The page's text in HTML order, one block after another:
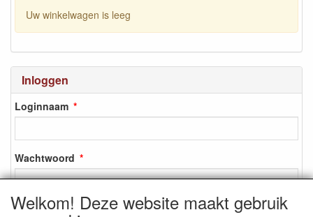
Uw winkelwagen is leeg
Inloggen
Loginnaam
Wachtwoord
Welkom! Deze website maakt gebruik